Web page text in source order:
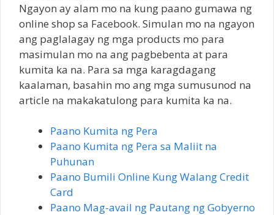
Ngayon ay alam mo na kung paano gumawa ng
online shop sa Facebook. Simulan mo na ngayon
ang paglalagay ng mga products mo para
masimulan mo na ang pagbebenta at para
kumita ka na. Para sa mga karagdagang
kaalaman, basahin mo ang mga sumusunod na
article na makakatulong para kumita ka na.
Paano Kumita ng Pera
Paano Kumita ng Pera sa Maliit na
Puhunan
Paano Bumili Online Kung Walang Credit
Card
Paano Mag-avail ng Pautang ng Gobyerno